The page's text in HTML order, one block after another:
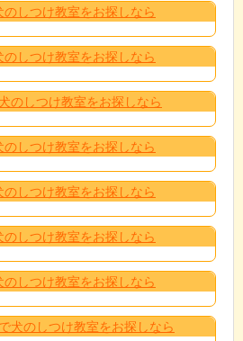
のしつけ教室をお探しなら
のしつけ教室をお探しなら
のしつけ教室をお探しなら
のしつけ教室をお探しなら
のしつけ教室をお探しなら
のしつけ教室をお探しなら
のしつけ教室をお探しなら
犬のしつけ教室をお探しなら